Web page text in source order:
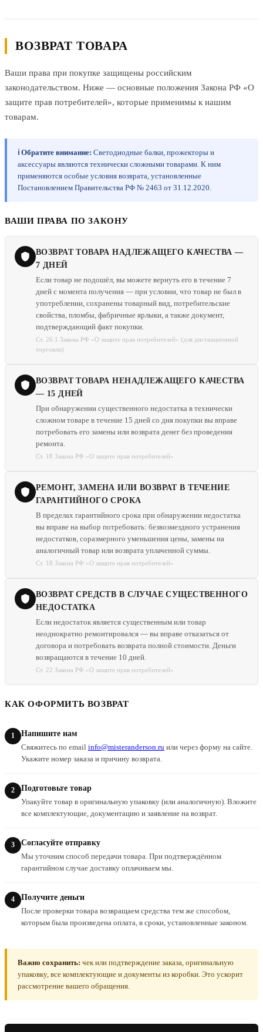
ВОЗВРАТ ТОВАРА
Ваши права при покупке защищены российским
законодательством. Ниже — основные положения Закона РФ «О
защите прав потребителей», которые применимы к нашим
товарам.
ℹ Обратите внимание: Светодиодные балки, прожекторы и
аксессуары являются технически сложными товарами. К ним
применяются особые условия возврата, установленные
Постановлением Правительства РФ № 2463 от 31.12.2020.
ВАШИ ПРАВА ПО ЗАКОНУ
ВОЗВРАТ ТОВАРА НАДЛЕЖАЩЕГО КАЧЕСТВА —
7 ДНЕЙ
Если товар не подошёл, вы можете вернуть его в течение 7
дней с момента получения — при условии, что товар не был в
употреблении, сохранены товарный вид, потребительские
свойства, пломбы, фабричные ярлыки, а также документ,
подтверждающий факт покупки.
Ст. 26.1 Закона РФ «О защите прав потребителей» (для дистанционной
торговли)
ВОЗВРАТ ТОВАРА НЕНАДЛЕЖАЩЕГО КАЧЕСТВА
— 15 ДНЕЙ
При обнаружении существенного недостатка в технически
сложном товаре в течение 15 дней со дня покупки вы вправе
потребовать его замены или возврата денег без проведения
ремонта.
Ст. 18 Закона РФ «О защите прав потребителей»
РЕМОНТ, ЗАМЕНА ИЛИ ВОЗВРАТ В ТЕЧЕНИЕ
ГАРАНТИЙНОГО СРОКА
В пределах гарантийного срока при обнаружении недостатка
вы вправе на выбор потребовать: безвозмездного устранения
недостатков, соразмерного уменьшения цены, замены на
аналогичный товар или возврата уплаченной суммы.
Ст. 18 Закона РФ «О защите прав потребителей»
ВОЗВРАТ СРЕДСТВ В СЛУЧАЕ СУЩЕСТВЕННОГО
НЕДОСТАТКА
Если недостаток является существенным или товар
неоднократно ремонтировался — вы вправе отказаться от
договора и потребовать возврата полной стоимости. Деньги
возвращаются в течение 10 дней.
Ст. 22 Закона РФ «О защите прав потребителей»
КАК ОФОРМИТЬ ВОЗВРАТ
Напишите нам
Свяжитесь по email info@misteranderson.ru или через форму на сайте.
Укажите номер заказа и причину возврата.
Подготовьте товар
Упакуйте товар в оригинальную упаковку (или аналогичную). Вложите
все комплектующие, документацию и заявление на возврат.
Согласуйте отправку
Мы уточним способ передачи товара. При подтверждённом
гарантийном случае доставку оплачиваем мы.
Получите деньги
После проверки товара возвращаем средства тем же способом,
которым была произведена оплата, в сроки, установленные законом.
Важно сохранить: чек или подтверждение заказа, оригинальную
упаковку, все комплектующие и документы из коробки. Это ускорит
рассмотрение вашего обращения.